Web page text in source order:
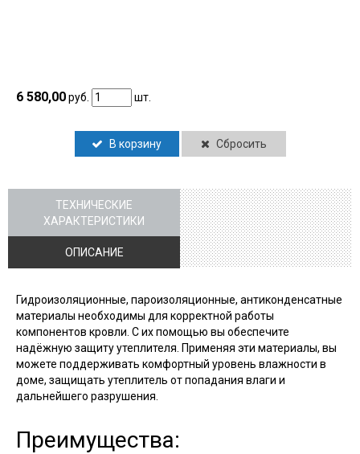
6 580,00руб. шт.
В корзину Сбросить
ТЕХНИЧЕСКИЕ
ХАРАКТЕРИСТИКИ
ОПИСАНИЕ
Гидроизоляционные, пароизоляционные, антиконденсатные
материалы необходимы для корректной работы
компонентов кровли. С их помощью вы обеспечите
надёжную защиту утеплителя. Применяя эти материалы, вы
можете поддерживать комфортный уровень влажности в
доме, защищать утеплитель от попадания влаги и
дальнейшего разрушения.
Преимущества: